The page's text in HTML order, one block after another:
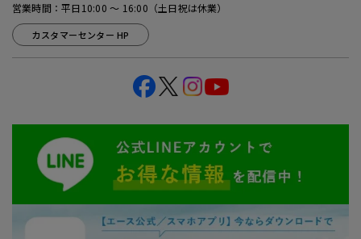
営業時間：平日10:00 ～ 16:00（土日祝は休業）
カスタマーセンター HP